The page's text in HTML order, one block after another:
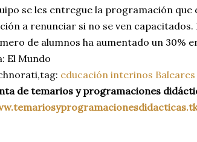
se les entregue la programación
a renunciar si no se ven capacitados.
de alumnos ha aumentado un 30%
El Mundo
educación interinos Baleares
de temarios y programaciones